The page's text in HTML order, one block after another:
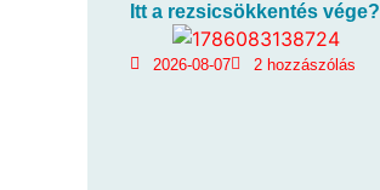
Itt a rezsicsökkentés vége?
2026-08-07 2 hozzászólás